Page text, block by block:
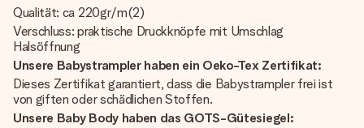
Qualität: ca 220gr/m(2)
Verschluss: praktische Druckknöpfe mit Umschlag
Halsöffnung
Unsere Babystrampler haben ein Oeko-Tex Zertifikat:
Dieses Zertifikat garantiert, dass die Babystrampler frei ist
von giften oder schädlichen Stoffen.
Unsere Baby Body haben das GOTS-Gütesiegel: